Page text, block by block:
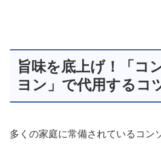
旨味を底上げ！「コ
ヨン」で代用するコ
多くの家庭に常備されているコン